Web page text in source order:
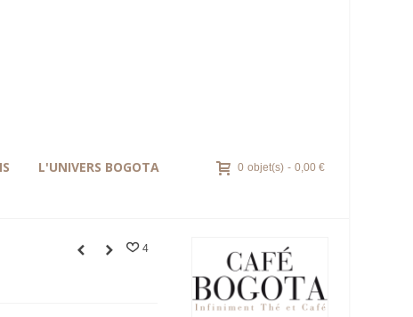
L'UNIVERS BOGOTA 0 objet(s) - 0,00 €
4